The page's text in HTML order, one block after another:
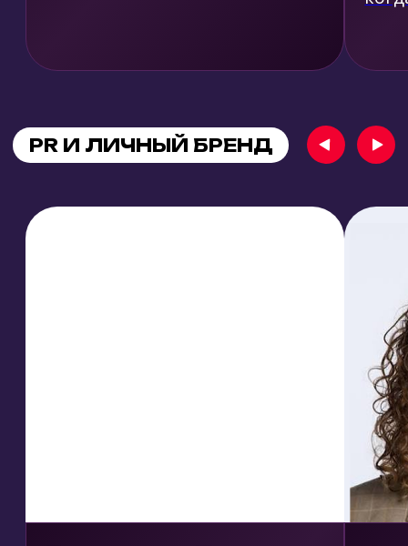
Вы увидите, как нейросети уже сегодня
Это не просто просмотр. Это возможность
понять, куда движется креативная индустрия и
как ИИ меняет лицо мировой рекламы прямо
Вход на трансляцию — бесплатный для всех